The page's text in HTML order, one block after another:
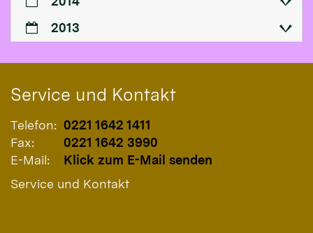
2013
Service und Kontakt
Telefon: 0221 1642 1411
Fax:
0221 1642 3990
E-Mail:
Klick zum E-Mail senden
Service und Kontakt